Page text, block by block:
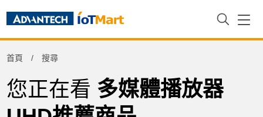
首頁 搜尋
您正在看 多媒體播放器
Product Tag